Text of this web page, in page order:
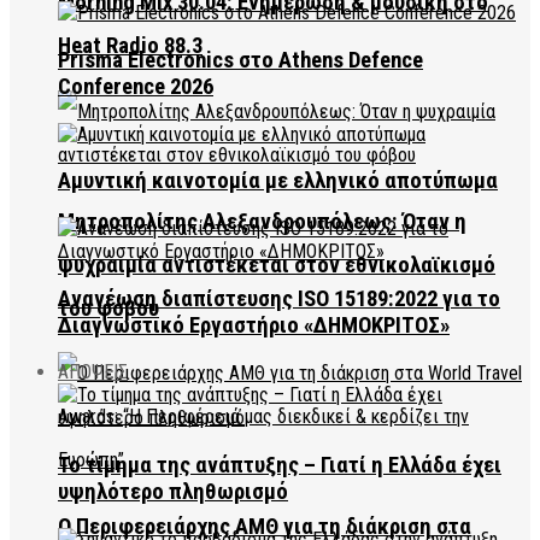
Heat Radio 88.3
Μητροπολίτης Αλεξανδρουπόλεως: Όταν η
ψυχραιμία αντιστέκεται στον εθνικολαϊκισμό
του φόβου
Ο Περιφερειάρχης ΑΜΘ για τη διάκριση στα
Prisma Electronics στο Athens Defence
Conference 2026
Αμυντική καινοτομία με ελληνικό αποτύπωμα
Ανανέωση διαπίστευσης ISO 15189:2022 για το
Διαγνωστικό Εργαστήριο «ΔΗΜΟΚΡΙΤΟΣ»
ΑΠΟΨΕΙΣ
Το τίμημα της ανάπτυξης – Γιατί η Ελλάδα έχει
υψηλότερο πληθωρισμό